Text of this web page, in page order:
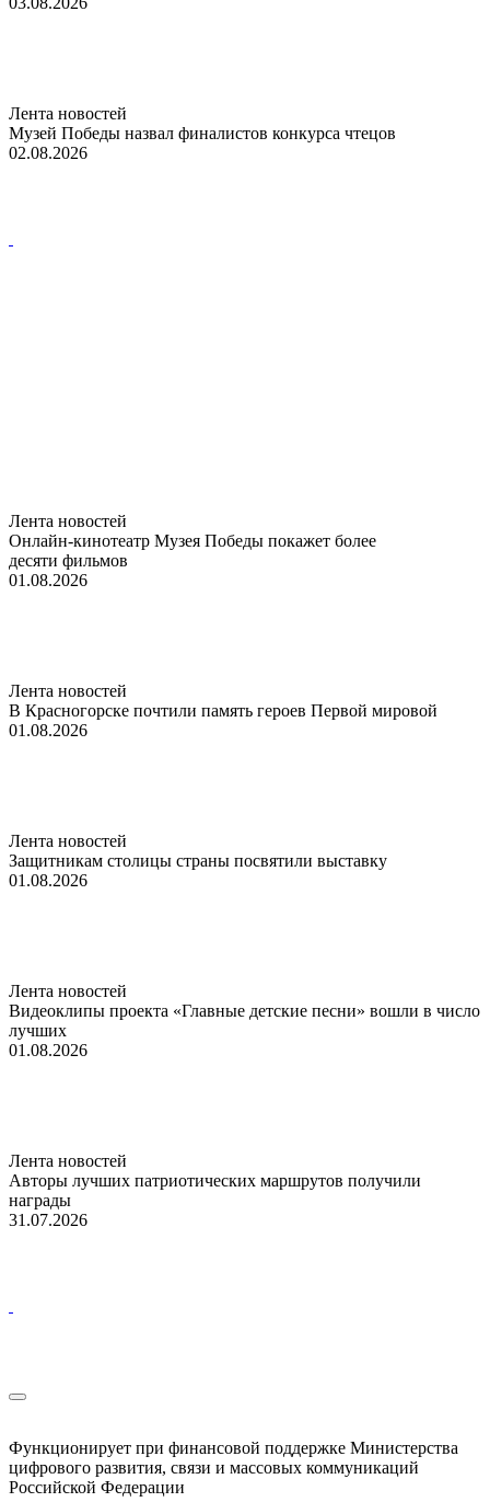
Лента новостей
Музей Победы назвал финалистов конкурса чтецов
02.08.2026
Лента новостей
Онлайн-кинотеатр Музея Победы покажет более
десяти фильмов
01.08.2026
Лента новостей
В Красногорске почтили память героев Первой мировой
01.08.2026
Лента новостей
Защитникам столицы страны посвятили выставку
01.08.2026
Лента новостей
Видеоклипы проекта «Главные детские песни» вошли в число
лучших
01.08.2026
Лента новостей
Авторы лучших патриотических маршрутов получили
награды
31.07.2026
Функционирует при финансовой поддержке Министерства
цифрового развития, связи и массовых коммуникаций
Российской Федерации